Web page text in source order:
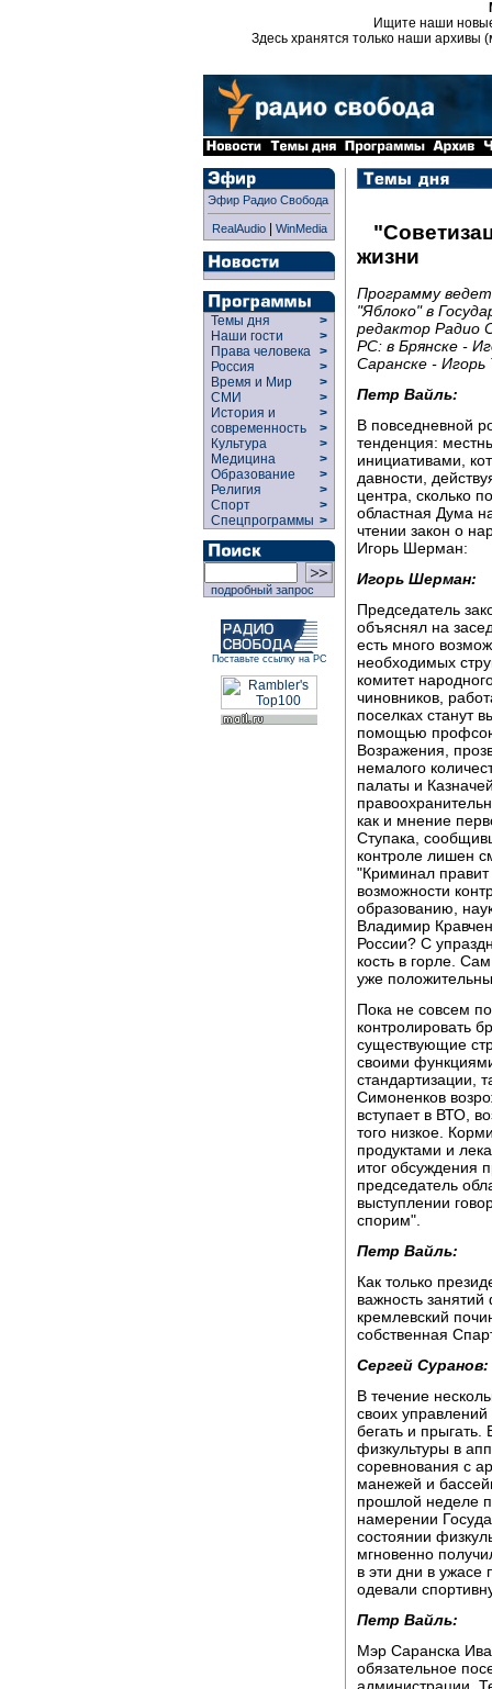
Ищите наши
Здесь хранятся только наши архивы
Эфир Радио Свобода
RealAudio| WinMedia
Темы дня
>
Наши гости
>
Права человека >
Россия
>
Время и Мир
>
СМИ
>
История и
современность
>
>
Культура
>
Медицина
>
Образование
>
Религия
>
Спорт
>
Спецпрограммы >
подробный запрос
Поставьте ссылку на РС
жизни
Программу
"Яблоко" в
редактор Радио
РС: в Брянске -
Саранске - Игорь
Петр Вайль:
В повседневной
тенденция:
инициативами,
давности,
центра, сколько
областная Дума
чтении закон о
Игорь Шерман:
Игорь Шерман:
Председатель
объяснял на
есть много
необходимых
комитет
чиновников,
поселках станут
помощью
Возражения,
немалого
палаты и
как и мнение
Ступака,
контроле лишен
"Криминал
возможности
образованию,
Владимир
России? С
кость в горле.
уже
Пока не совсем
контролировать
существующие
своими
стандартизации,
Симоненков
вступает в ВТО,
того низкое.
продуктами и
итог обсуждения
председатель
выступлении
спорим".
Петр Вайль:
Как только
важность занятий
кремлевский
собственная
Сергей Суранов:
В течение
своих
бегать и прыгать.
физкультуры в
соревнования с
манежей и
прошлой неделе
намерении
состоянии
мгновенно
в эти дни в ужасе
одевали
Петр Вайль:
Мэр Саранска
обязательное
администрации.